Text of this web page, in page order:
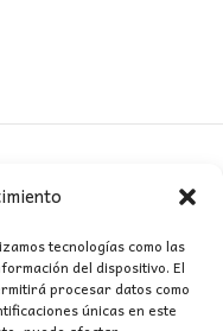
tecnologías como las
del dispositivo. El
procesar datos como
únicas en este